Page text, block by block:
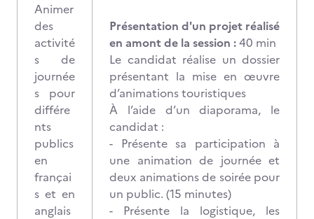
Animer
des
activité
s de
journée
s pour
différe
nts
publics
en
françai
s et en
anglais
Présentation d'un projet réalisé
en amont de la session :40 min
Le candidat réalise un dossier
présentant la mise en œuvre
d’animations touristiques
À l’aide d’un diaporama, le
candidat :
- Présente sa participation à
une animation de journée et
deux animations de soirée pour
un public. (15 minutes)
- Présente la logistique, les